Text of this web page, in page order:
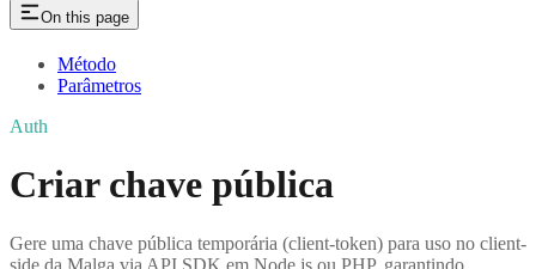
On this page
Método
Parâmetros
Auth
Criar chave pública
Gere uma chave pública temporária (client-token) para uso no client-
side da Malga via API SDK em Node.js ou PHP, garantindo